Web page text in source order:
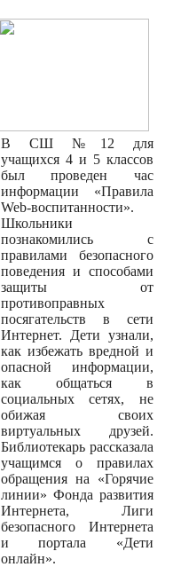
В СШ №12 для
учащихся 4 и 5 классов
был проведен час
информации «Правила
Web-воспитанности».
Школьники
познакомились с
правилами безопасного
поведения и способами
защиты от
противоправных
посягательств в сети
Интернет. Дети узнали,
как избежать вредной и
опасной информации,
как общаться в
социальных сетях, не
обижая своих
виртуальных друзей.
Библиотекарь рассказала
учащимся о правилах
обращения на «Горячие
линии» Фонда развития
Интернета, Лиги
безопасного Интернета
и портала «Дети
онлайн».